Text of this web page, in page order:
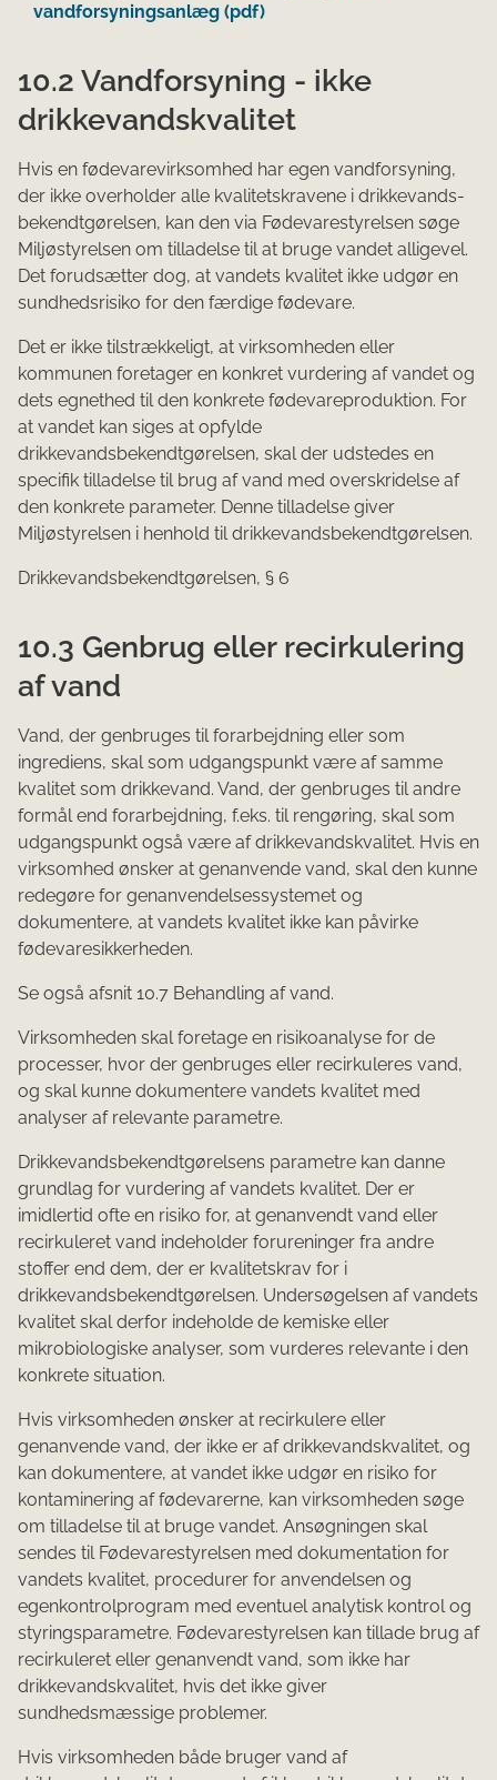
vandforsyningsanlæg (pdf)
10.2 Vandforsyning - ikke
drikkevandskvalitet
Hvis en fødevarevirksomhed har egen vandforsyning,
der ikke overholder alle kvalitetskravene i drik­ke­vands­
be­kendt­gør­elsen, kan den via Fødevarestyrelsen søge
Miljøstyrelsen om tilladelse til at bruge vandet alligevel.
Det forudsætter dog, at vandets kvalitet ikke udgør en
sundhedsrisiko for den færdige fødevare.
Det er ikke tilstrækkeligt, at virksomheden eller
kommunen foretager en konkret vurdering af vandet og
dets egnethed til den konkrete fødevareproduktion. For
at vandet kan siges at opfylde
drikkevandsbekendtgørelsen, skal der udstedes en
specifik tilladelse til brug af vand med overskridelse af
den konkrete parameter. Denne tilladelse giver
Miljøstyrelsen i henhold til drikkevandsbekendtgørelsen.
Drikkevandsbekendtgørelsen, § 6
10.3 Genbrug eller recirkulering
af vand
Vand, der genbruges til forarbejdning eller som
ingrediens, skal som udgangspunkt være af samme
kvalitet som drikkevand. Vand, der genbruges til andre
formål end forarbejdning, f.eks. til rengøring, skal som
udgangspunkt også være af drikkevandskvalitet. Hvis en
virksomhed ønsker at genanvende vand, skal den kunne
redegøre for genanvendelsessystemet og
dokumentere, at vandets kvalitet ikke kan påvirke
fødevaresikkerheden.
Se også afsnit 10.7 Behandling af vand.
Virksomheden skal foretage en risikoanalyse for de
processer, hvor der genbruges eller recirkuleres vand,
og skal kunne dokumentere vandets kvalitet med
analyser af relevante parametre.
Drikkevandsbekendtgørelsens parametre kan danne
grundlag for vurdering af vandets kvalitet. Der er
imidlertid ofte en risiko for, at genanvendt vand eller
recirkuleret vand indeholder forureninger fra andre
stoffer end dem, der er kvalitetskrav for i
drikkevandsbekendtgørelsen. Undersøgelsen af vandets
kvalitet skal derfor indeholde de kemiske eller
mikrobiologiske analyser, som vurderes relevante i den
konkrete situation.
Hvis virksomheden ønsker at recirkulere eller
genanvende vand, der ikke er af drikkevandskvalitet, og
kan dokumentere, at vandet ikke udgør en risiko for
kontaminering af fødevarerne, kan virksomheden søge
om tilladelse til at bruge vandet. Ansøgningen skal
sendes til Fødevarestyrelsen med dokumentation for
vandets kvalitet, procedurer for anvendelsen og
egenkontrolprogram med eventuel analytisk kontrol og
styringsparametre. Fødevarestyrelsen kan tillade brug af
recirkuleret eller genanvendt vand, som ikke har
drikkevandskvalitet, hvis det ikke giver
sundhedsmæssige problemer.
Hvis virksomheden både bruger vand af